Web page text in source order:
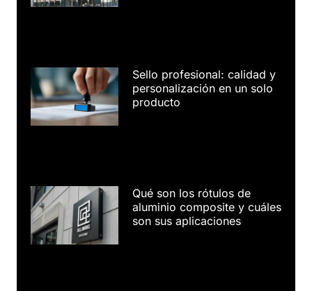
Sello profesional: calidad y
personalización en un solo
producto
Qué son los rótulos de
aluminio composite y cuáles
son sus aplicaciones